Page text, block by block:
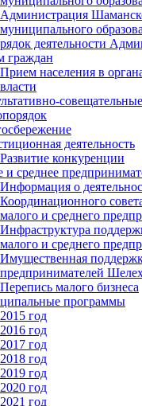
Администрация
муниципального
деятельности
граждан
Прием населения в
власти
деятельность
Развитие конкуренции
и среднее
Информация о
Координационного
малого и среднего
Инфраструктура
малого и среднего
Имущественная
предпринимателей
Перепись малого бизнеса
программы
2015 год
2016 год
2017 год
2018 год
2019 год
2020 год
2021 год